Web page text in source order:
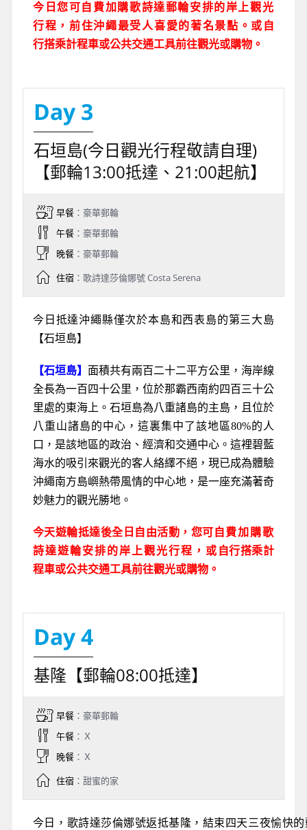
今日您可自費加購歌詩達郵輪安排的岸上觀光
行程，前住沖繩最受人喜愛的著名景點。或 自
行搭乘計程車或公共交通工具前往觀光或購物。
Day 3
石垣島(今日觀光行程敬請自理)
【郵輪13:00抵達、21:00起航】
早餐：豪華郵輪
午餐：豪華郵輪
晚餐：豪華郵輪
住宿：歌詩達莎倫娜號 Costa Serena
今日抵達沖繩縣僅次於本島和西表島的第三大島
【石垣島】
【石垣島】 面積共有兩百二十二平方公里，海岸線
全長為一百四十公里，位於那霸西南約四百三十公
里處的東海上。石垣島為八重諸島的主島，且位於
八重山諸島的中心，這裏集中了該地區80%的人
口，是該地區的政治、經濟和交通中心。這裡碧藍
海水的吸引來觀光的客人絡繹不絕，現已成為體驗
沖繩南方島嶼熱帶風情的中心地，是一座充滿著奇
妙魅力的觀光勝地。
今天遊輪抵達後全日自由活動，您可 自費加購歌
詩達遊輪安排的岸上觀光行程，或 自行搭乘計
程車或公共交通工具前往觀光或購物。
Day 4
基隆【郵輪08:00抵達】
早餐：豪華郵輪
午餐：Ｘ
晚餐：Ｘ
住宿：甜蜜的家
今日，歌詩達莎倫娜號返抵基隆，結束四天三夜愉快的